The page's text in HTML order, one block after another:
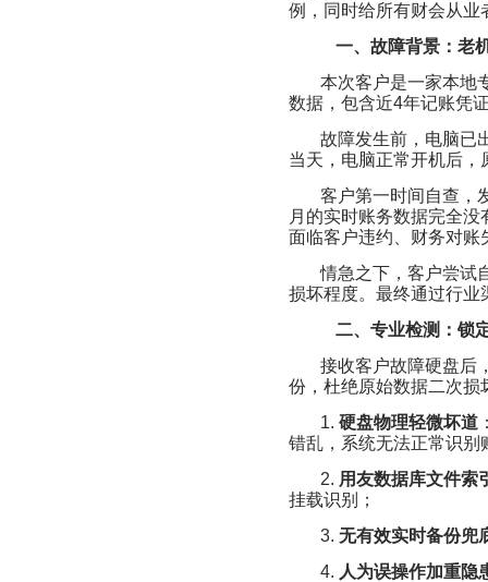
例，同时给所有财会从业
一、故障背景：老
本次客户是一家本地
数据，包含近4年记账凭
故障发生前，电脑已
当天，电脑正常开机后
客户第一时间自查，
月的实时账务数据完全
面临客户违约、财务对账
情急之下，客户尝试
损坏程度。最终通过行业
二、专业检测：锁
接收客户故障硬盘后
份，杜绝原始数据二次损
1.硬盘物理轻微坏道
错乱，系统无法正常识别
2. 用友数据库文件索
挂载识别；
3.无有效实时备份兜
4. 人为误操作加重隐